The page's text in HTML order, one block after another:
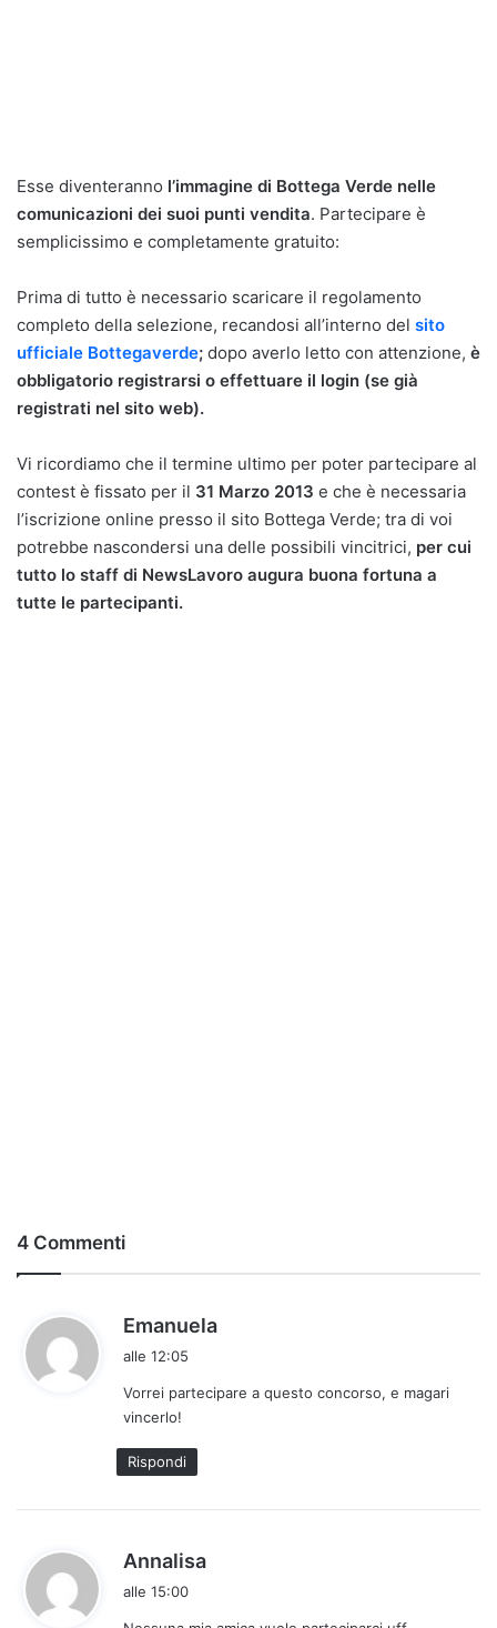
Esse diventeranno l’immagine di Bottega Verde nelle
comunicazioni dei suoi punti vendita. Partecipare è
semplicissimo e completamente gratuito:
Prima di tutto è necessario scaricare il regolamento
completo della selezione, recandosi all’interno del sito
ufficiale Bottegaverde; dopo averlo letto con attenzione, è
obbligatorio registrarsi o effettuare il login (se già
registrati nel sito web).
Vi ricordiamo che il termine ultimo per poter partecipare al
contest è fissato per il 31 Marzo 2013 e che è necessaria
l’iscrizione online presso il sito Bottega Verde; tra di voi
potrebbe nascondersi una delle possibili vincitrici, per cui
tutto lo staff di NewsLavoro augura buona fortuna a
tutte le partecipanti.
4 Commenti
Emanuela
e
alle 12:05
Vorrei partecipare a questo concorso, e magari
vincerlo!
Rispondi
Annalisa
alle 15:00